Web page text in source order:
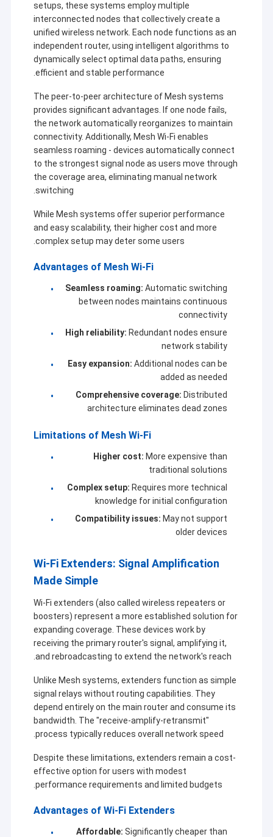
setups, these systems employ multiple
interconnected nodes that collectively create a
unified wireless network. Each node functions as an
independent router, using intelligent algorithms to
dynamically select optimal data paths, ensuring
efficient and stable performance.
The peer-to-peer architecture of Mesh systems
provides significant advantages. If one node fails,
the network automatically reorganizes to maintain
connectivity. Additionally, Mesh Wi-Fi enables
seamless roaming - devices automatically connect
to the strongest signal node as users move through
the coverage area, eliminating manual network
switching.
While Mesh systems offer superior performance
and easy scalability, their higher cost and more
complex setup may deter some users.
Advantages of Mesh Wi-Fi
Seamless roaming:Automatic switching
between nodes maintains continuous
connectivity
High reliability: Redundant nodes ensure
network stability
Easy expansion:Additional nodes can be
added as needed
Comprehensive coverage: Distributed
architecture eliminates dead zones
Limitations of Mesh Wi-Fi
Higher cost: More expensive than
traditional solutions
Complex setup: Requires more technical
knowledge for initial configuration
Compatibility issues: May not support
older devices
Wi-Fi Extenders: Signal Amplification
Made Simple
Wi-Fi extenders (also called wireless repeaters or
boosters) represent a more established solution for
expanding coverage. These devices work by
receiving the primary router's signal, amplifying it,
and rebroadcasting to extend the network's reach.
Unlike Mesh systems, extenders function as simple
signal relays without routing capabilities. They
depend entirely on the main router and consume its
bandwidth. The "receive-amplify-retransmit"
process typically reduces overall network speed.
Despite these limitations, extenders remain a cost-
effective option for users with modest
performance requirements and limited budgets.
Advantages of Wi-Fi Extenders
Affordable:Significantly cheaper than
شرکت Shenzhen Sinosun Technology Co., Ltd. از سال
محصولات، برنامه ها و مهندسی شبکه مشغول به کار بوده است.
در دهه گذشته، بر اساس جذب تکنولوژی پیشرو در صنعت جهانی